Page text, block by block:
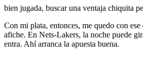
bien jugada, buscar una ventaja chiquita
Con mi plata, entonces, me quedo con
afiche. En Nets-Lakers, la noche puede
entra. Ahí arranca la apuesta buena.